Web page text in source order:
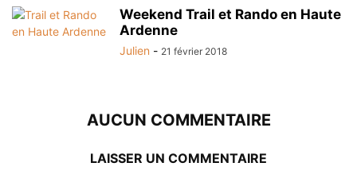
Weekend Trail et Rando en Haute
Ardenne
Julien - 21 février 2018
AUCUN COMMENTAIRE
LAISSER UN COMMENTAIRE